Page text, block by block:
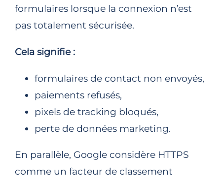
formulaires lorsque la connexion n’est
pas totalement sécurisée.
Cela signifie :
formulaires de contact non envoyés,
paiements refusés,
pixels de tracking bloqués,
perte de données marketing.
En parallèle, Google considère HTTPS
comme un facteur de classement